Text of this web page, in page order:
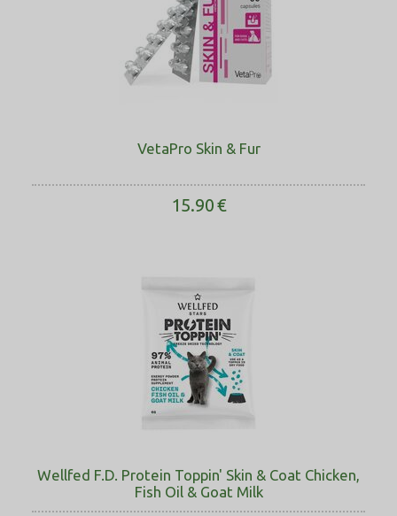
VetaPro Skin & Fur
15.90€
Wellfed F.D. Protein Toppin' Skin & Coat Chicken,
Fish Oil & Goat Milk